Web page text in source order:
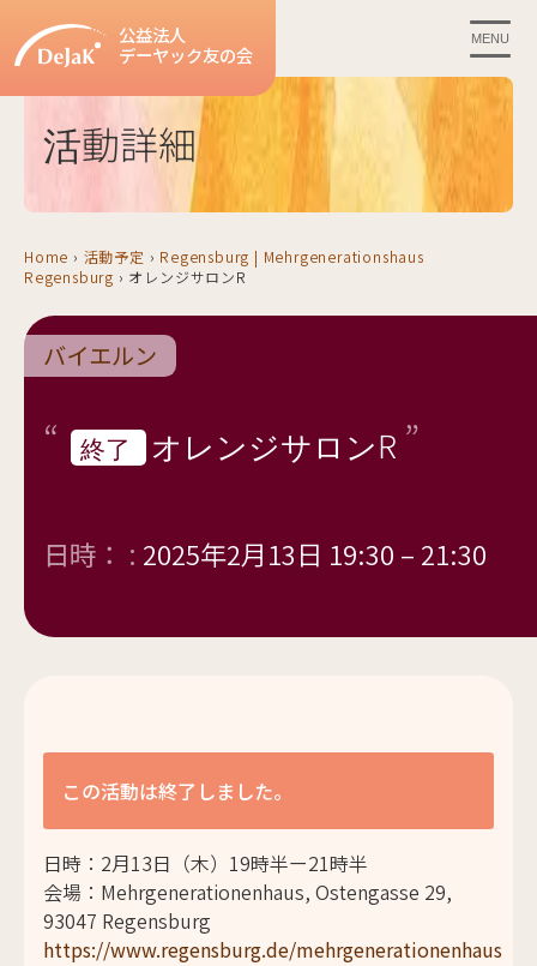
公益法人
デーヤック友の会
MENU
活動詳細
Home › 活動予定 › Regensburg | Mehrgenerationshaus
Regensburg › オレンジサロンR
バイエルン
終了 オレンジサロンR
日時： : 2025年2月13日 19:30 – 21:30
この活動は終了しました。
日時：2月13日（木）19時半ー21時半
会場：Mehrgenerationenhaus, Ostengasse 29,
93047 Regensburg
https://www.regensburg.de/mehrgenerationenhaus